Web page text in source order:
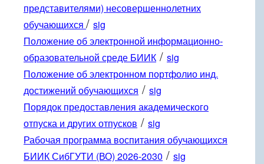
представителями) несовершеннолетних
обучающихся / sig
Положение об электронной информационно-
образовательной среде БИИК / sig
Положение об электронном портфолио инд.
достижений обучающихся / sig
Порядок предоставления академического
отпуска и других отпусков / sig
Рабочая программа воспитания обучающихся
БИИК СибГУТИ (ВО) 2026-2030 / sig